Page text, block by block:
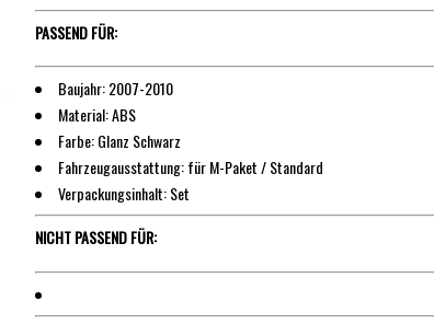
PASSEND FÜR:
Baujahr: 2007-2010
Material: ABS
Farbe: Glanz Schwarz
Fahrzeugausstattung: für M-Paket / Standard
Verpackungsinhalt: Set
NICHT PASSEND FÜR: